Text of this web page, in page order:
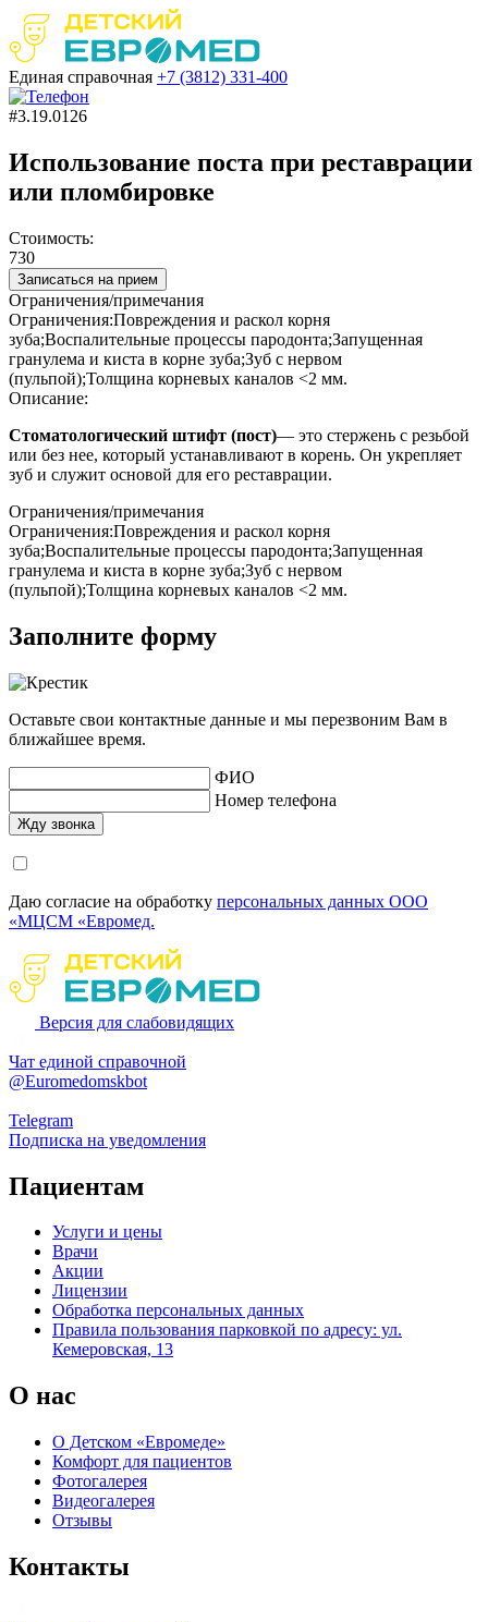
Единая справочная +7 (3812) 331-400
#3.19.0126
Использование поста при реставрации
или пломбировке
Стоимость:
730
Записаться на прием
Ограничения/примечания
Ограничения:Повреждения и раскол корня
зуба;Воспалительные процессы пародонта;Запущенная
гранулема и киста в корне зуба;Зуб с нервом
(пульпой);Толщина корневых каналов <2 мм.
Описание:
Стоматологический штифт (пост)— это стержень с резьбой
или без нее, который устанавливают в корень. Он укрепляет
зуб и служит основой для его реставрации.
Ограничения/примечания
Ограничения:Повреждения и раскол корня
зуба;Воспалительные процессы пародонта;Запущенная
гранулема и киста в корне зуба;Зуб с нервом
(пульпой);Толщина корневых каналов <2 мм.
Заполните форму
Оставьте свои контактные данные и мы перезвоним Вам в
ближайшее время.
ФИО
Номер телефона
Даю согласие на обработку персональных данных ООО
«МЦСМ «Евромед.
Версия для слабовидящих
Чат единой справочной
@Euromedomskbot
Telegram
Подписка на уведомления
Пациентам
Услуги и цены
Врачи
Акции
Лицензии
Обработка персональных данных
Правила пользования парковкой по адресу: ул.
Кемеровская, 13
О нас
О Детском «Евромеде»
Комфорт для пациентов
Фотогалерея
Видеогалерея
Отзывы
Контакты